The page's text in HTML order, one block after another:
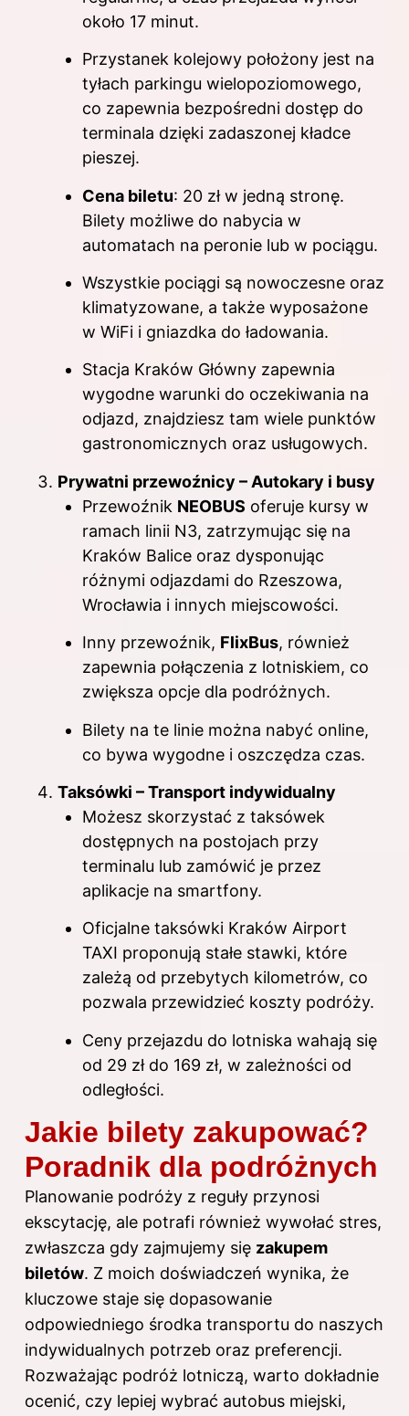
około 17 minut.
Przystanek kolejowy położony jest na
tyłach parkingu wielopoziomowego,
co zapewnia bezpośredni dostęp do
terminala dzięki zadaszonej kładce
pieszej.
Cena biletu: 20 zł w jedną stronę.
Bilety możliwe do nabycia w
automatach na peronie lub w pociągu.
Wszystkie pociągi są nowoczesne oraz
klimatyzowane, a także wyposażone
w WiFi i gniazdka do ładowania.
Stacja Kraków Główny zapewnia
wygodne warunki do oczekiwania na
odjazd, znajdziesz tam wiele punktów
gastronomicznych oraz usługowych.
Prywatni przewoźnicy – Autokary i busy
Przewoźnik NEOBUS oferuje kursy w
ramach linii N3, zatrzymując się na
Kraków Balice oraz dysponując
różnymi odjazdami do Rzeszowa,
Wrocławia i innych miejscowości.
Inny przewoźnik, FlixBus, również
zapewnia połączenia z lotniskiem, co
zwiększa opcje dla podróżnych.
Bilety na te linie można nabyć online,
co bywa wygodne i oszczędza czas.
Taksówki – Transport indywidualny
Możesz skorzystać z taksówek
dostępnych na postojach przy
terminalu lub zamówić je przez
aplikacje na smartfony.
Oficjalne taksówki Kraków Airport
TAXI proponują stałe stawki, które
zależą od przebytych kilometrów, co
pozwala przewidzieć koszty podróży.
Ceny przejazdu do lotniska wahają się
od 29 zł do 169 zł, w zależności od
odległości.
Jakie bilety zakupować?
Poradnik dla podróżnych
Planowanie podróży z reguły przynosi
ekscytację, ale potrafi również wywołać stres,
zwłaszcza gdy zajmujemy się zakupem
biletów. Z moich doświadczeń wynika, że
kluczowe staje się dopasowanie
odpowiedniego środka transportu do naszych
indywidualnych potrzeb oraz preferencji.
Rozważając podróż lotniczą, warto dokładnie
ocenić, czy lepiej wybrać autobus miejski,